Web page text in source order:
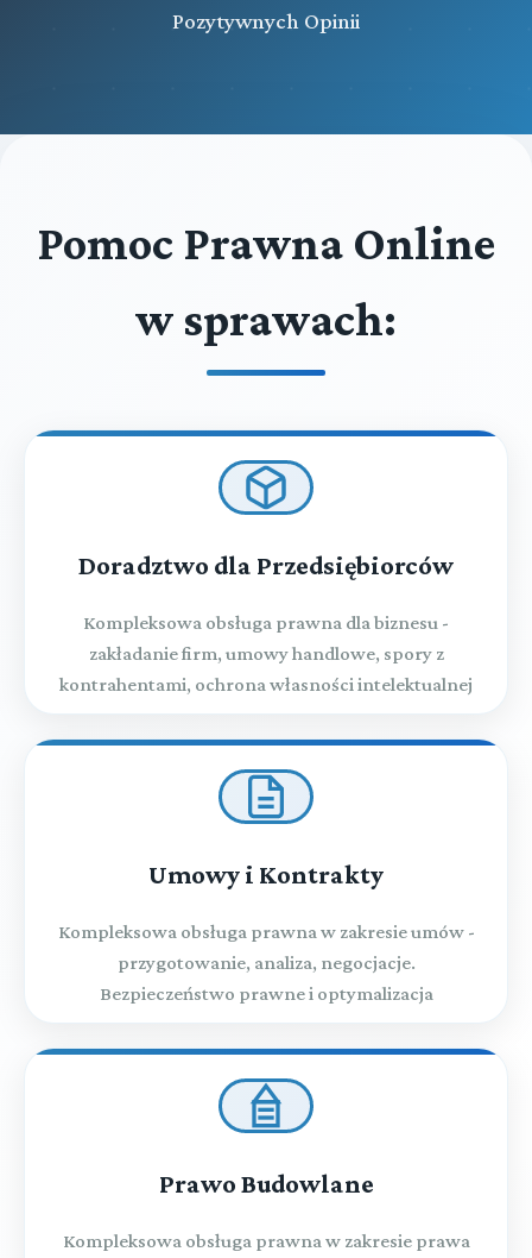
Pozytywnych Opinii
Pomoc Prawna Online
w sprawach:
Doradztwo dla Przedsiębiorców
Kompleksowa obsługa prawna dla biznesu -
zakładanie firm, umowy handlowe, spory z
kontrahentami, ochrona własności intelektualnej
Umowy i Kontrakty
Kompleksowa obsługa prawna w zakresie umów -
przygotowanie, analiza, negocjacje.
Bezpieczeństwo prawne i optymalizacja
Prawo Budowlane
Kompleksowa obsługa prawna w zakresie prawa